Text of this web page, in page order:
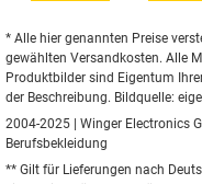
* Alle hier genannten Preise
gewählten Versandkosten. Alle
Produktbilder sind Eigentum
der Beschreibung. Bildquelle:
2004-2025 | Winger Electronics
Berufsbekleidung
** Gilt für Lieferungen nach